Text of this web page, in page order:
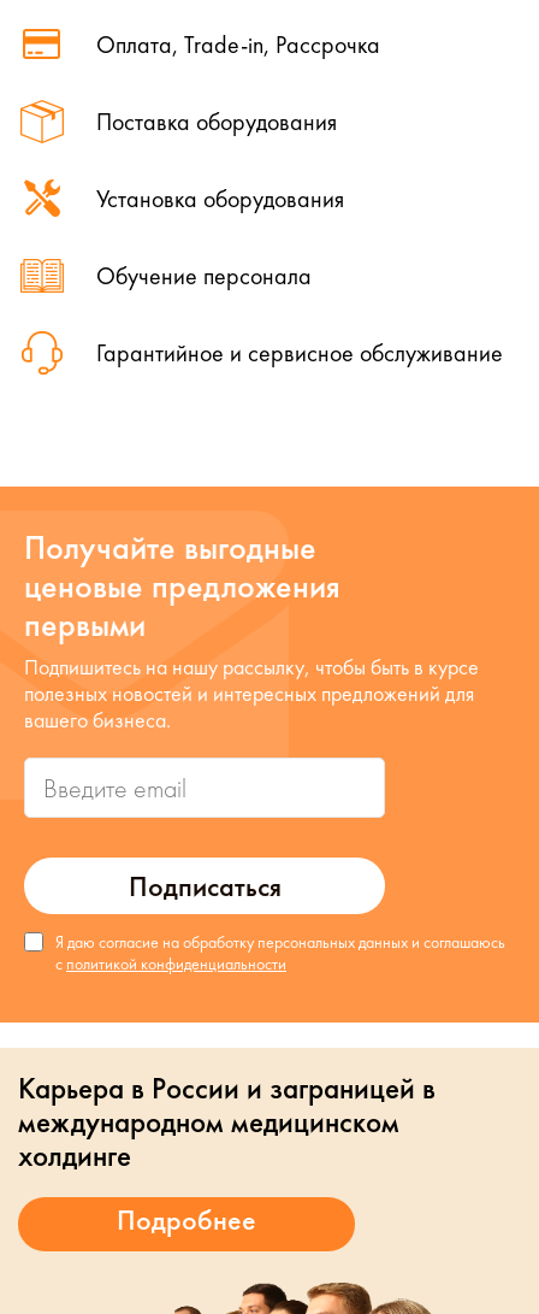
Поставка оборудования
Установка оборудования
Обучение персонала
Оплата, Trade-in, Рассрочка
Гарантийное и сервисное обслуживание
Получайте выгодные
ценовые предложения
первыми
Подписаться
Подпишитесь на нашу рассылку, чтобы быть в курсе
полезных новостей и интересных предложений для
вашего бизнеса.
Я даю согласие на обработку персональных данных и соглашаюсь
с политикой конфиденциальности
Карьера в России и заграницей в
международном медицинском
холдинге